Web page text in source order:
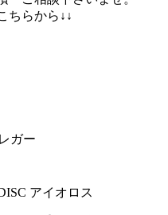
ちらから↓↓
ガー
アイオロス